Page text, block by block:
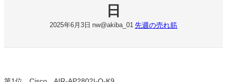
日
2025年6月3日 nw@akiba_01 先週の売れ筋